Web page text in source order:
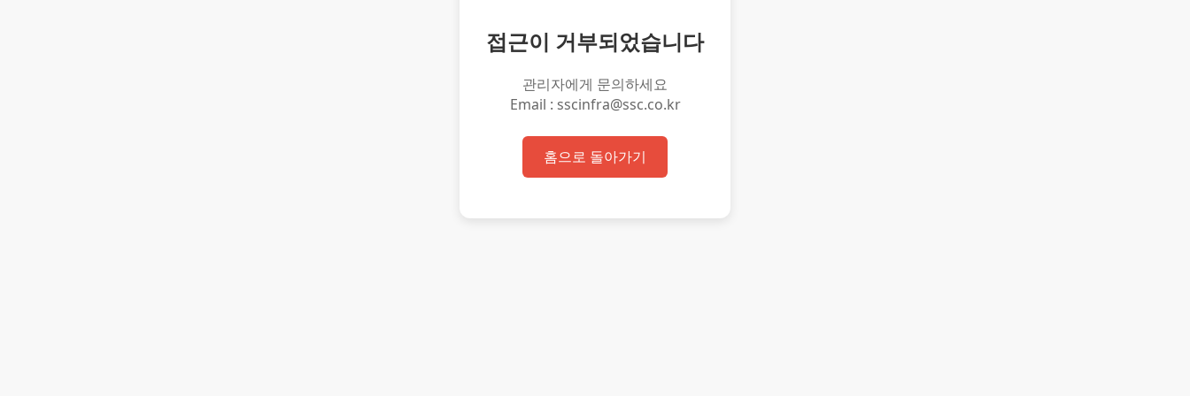
접근이 거부되었습니다
관리자에게 문의하세요
Email : sscinfra@ssc.co.kr
홈으로 돌아가기